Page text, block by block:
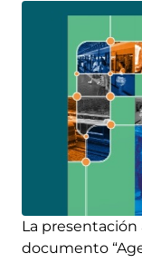
La presentación
documento